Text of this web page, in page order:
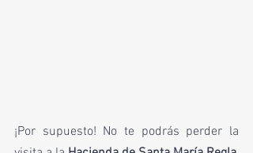
¡Por supuesto! No te podrás perder la